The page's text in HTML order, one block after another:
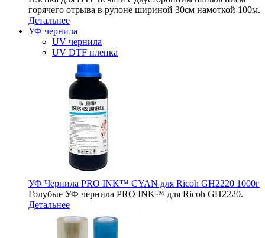
горячего отрыва в рулоне шириной 30см намоткой 100м.
Детальнее
УФ чернила
UV чернила
UV DTF пленка
УФ Чернила PRO INK™ CYAN для Ricoh GH2220 1000г
Голубые УФ чернила PRO INK™ для Ricoh GH2220.
Детальнее